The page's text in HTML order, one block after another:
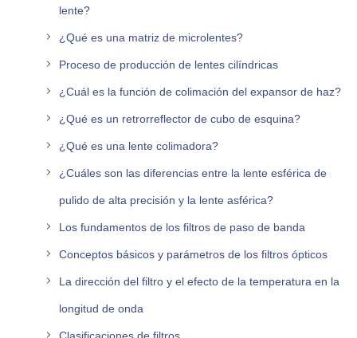
lente?
¿Qué es una matriz de microlentes?
Proceso de producción de lentes cilíndricas
¿Cuál es la función de colimación del expansor de haz?
¿Qué es un retrorreflector de cubo de esquina?
¿Qué es una lente colimadora?
¿Cuáles son las diferencias entre la lente esférica de
pulido de alta precisión y la lente asférica?
Los fundamentos de los filtros de paso de banda
Conceptos básicos y parámetros de los filtros ópticos
La dirección del filtro y el efecto de la temperatura en la
longitud de onda